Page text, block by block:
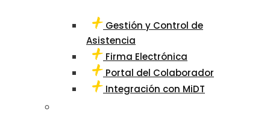
Gestión y Control de
Asistencia
Firma Electrónica
Portal del Colaborador
Integración con MiDT